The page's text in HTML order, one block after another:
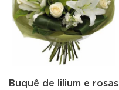
Buquê de lilium e rosas